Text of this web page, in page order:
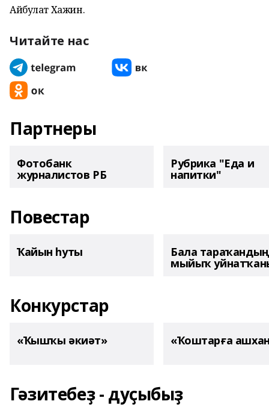
Айбулат Хажин.
Читайте нас
Партнеры
Фотобанк
журналистов РБ
Рубрика "Еда и
напитки"
Повестар
Ҡайын һуты Бала тараҡандың
мыйыҡ
Конкурстар
«Ҡышҡы әкиәт» «Ҡоштарға
Гәзитебеҙ - дуҫыбыҙ